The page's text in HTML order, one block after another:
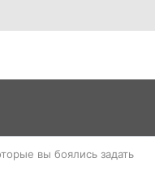
вы боялись задать